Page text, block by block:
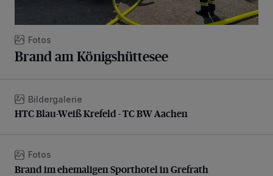
Fotos
Brand am Königshüttesee
HTC Blau-Weiß Krefeld - TC BW Aachen
Bildergalerie
HTC Blau-Weiß Krefeld - TC BW Aachen
Brand im ehemaligen Sporthotel in Grefrath
Fotos
Brand im ehemaligen Sporthotel in Grefrath